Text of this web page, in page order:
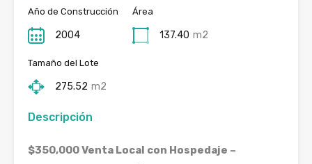
Año de Construcción
2004
Área
137.40 m2
Tamaño del Lote
275.52 m2
Descripción
$350,000 Venta Local con Hospedaje –